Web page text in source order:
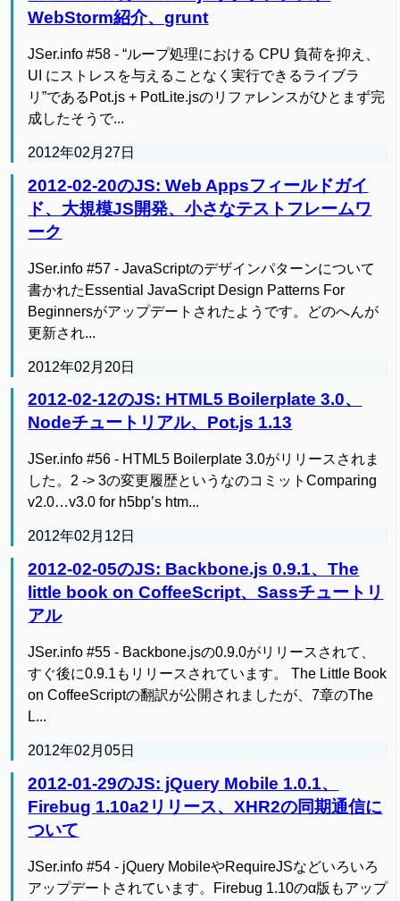
WebStorm紹介、grunt
JSer.info #58 - “ループ処理における CPU 負荷を抑え、
UI にストレスを与えることなく実行できるライブラ
リ”であるPot.js + PotLite.jsのリファレンスがひとまず完
成したそうで...
2012年02月27日
2012-02-20のJS: Web Appsフィールドガイ
ド、大規模JS開発、小さなテストフレームワ
ーク
JSer.info #57 - JavaScriptのデザインパターンについて
書かれたEssential JavaScript Design Patterns For
Beginnersがアップデートされたようです。どのへんが
更新され...
2012年02月20日
2012-02-12のJS: HTML5 Boilerplate 3.0、
Nodeチュートリアル、Pot.js 1.13
JSer.info #56 - HTML5 Boilerplate 3.0がリリースされま
した。2 -> 3の変更履歴というなのコミットComparing
v2.0…v3.0 for h5bp’s htm...
2012年02月12日
2012-02-05のJS: Backbone.js 0.9.1、The
little book on CoffeeScript、Sassチュートリ
アル
JSer.info #55 - Backbone.jsの0.9.0がリリースされて、
すぐ後に0.9.1もリリースされています。 The Little Book
on CoffeeScriptの翻訳が公開されましたが、7章のThe
L...
2012年02月05日
2012-01-29のJS: jQuery Mobile 1.0.1、
Firebug 1.10a2リリース、XHR2の同期通信に
ついて
JSer.info #54 - jQuery MobileやRequireJSなどいろいろ
アップデートされています。Firebug 1.10のα版もアップ